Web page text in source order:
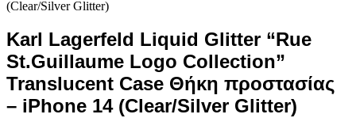
Karl Lagerfeld Liquid Glitter “Rue
St.Guillaume Logo Collection”
Translucent Case Θήκη προστασίας
– iPhone 14 (Clear/Silver Glitter)